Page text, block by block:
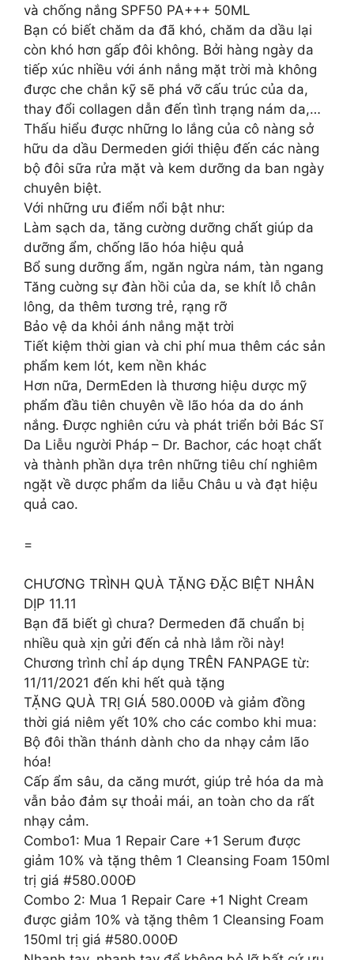
và chống nắng SPF50 PA+++ 50ML
Bạn có biết chăm da đã khó, chăm da dầu lại
còn khó hơn gấp đôi không. Bởi hàng ngày da
tiếp xúc nhiều với ánh nắng mặt trời mà không
được che chắn kỹ sẽ phá vỡ cấu trúc của da,
thay đổi collagen dẫn đến tình trạng nám da,…
Thấu hiểu được những lo lắng của cô nàng sở
hữu da dầu Dermeden giới thiệu đến các nàng
bộ đôi sữa rửa mặt và kem dưỡng da ban ngày
chuyên biệt.
Với những ưu điểm nổi bật như:
Làm sạch da, tăng cường dưỡng chất giúp da
dưỡng ẩm, chống lão hóa hiệu quả
Bổ sung dưỡng ẩm, ngăn ngừa nám, tàn ngang
Tăng cuờng sự đàn hồi của da, se khít lỗ chân
lông, da thêm tương trẻ, rạng rỡ
Bảo vệ da khỏi ánh nắng mặt trời
Tiết kiệm thời gian và chi phí mua thêm các sản
phẩm kem lót, kem nền khác
Hơn nữa, DermEden là thương hiệu dược mỹ
phẩm đầu tiên chuyên về lão hóa da do ánh
nắng. Được nghiên cứu và phát triển bởi Bác Sĩ
Da Liễu người Pháp – Dr. Bachor, các hoạt chất
và thành phần dựa trên những tiêu chí nghiêm
ngặt về dược phẩm da liễu Châu u và đạt hiệu
quả cao.
=
CHƯƠNG TRÌNH QUÀ TẶNG ĐẶC BIỆT NHÂN
DỊP 11.11
Bạn đã biết gì chưa? Dermeden đã chuẩn bị
nhiều quà xịn gửi đến cả nhà lắm rồi này!
Chương trình chỉ áp dụng TRÊN FANPAGE từ:
11/11/2021 đến khi hết quà tặng
TẶNG QUÀ TRỊ GIÁ 580.000Đ và giảm đồng
thời giá niêm yết 10% cho các combo khi mua:
Bộ đôi thần thánh dành cho da nhạy cảm lão
hóa!
Cấp ẩm sâu, da căng mướt, giúp trẻ hóa da mà
vẫn bảo đảm sự thoải mái, an toàn cho da rất
nhạy cảm.
Combo1: Mua 1 Repair Care +1 Serum được
giảm 10% và tặng thêm 1 Cleansing Foam 150ml
trị giá #580.000Đ
Combo 2: Mua 1 Repair Care +1 Night Cream
được giảm 10% và tặng thêm 1 Cleansing Foam
150ml trị giá #580.000Đ